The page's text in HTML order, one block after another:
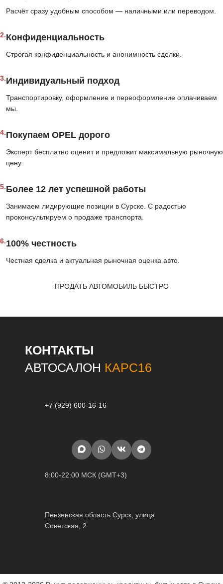
Расчёт сразу удобным способом — наличными или переводом.
2.Конфиденциальность
Строгая конфиденциальность и анонимность сделки.
3.Индивидуальный подход
Транспортировку, оформление и переоформление оплачиваем
мы.
4.Покупаем OPEL дорого
Эксперт бесплатно оценит и предложит максимальную рыночную
цену.
5.Более 12 лет успешной работы
Занимаем лидирующие позиции в Сурске. С радостью
проконсультируем о продаже транспорта.
6.100% честность
Честная сделка и актуальная рыночная оценка авто.
ПРОДАТЬ АВТОМОБИЛЬ БЫСТРО
КОНТАКТЫ
АВТОСАЛОН КАРС16
+7 (929) 600-16-16
8:00-22:00 МСК (GMT+3)
Пензенская область Сурск, улица
Советская, 2